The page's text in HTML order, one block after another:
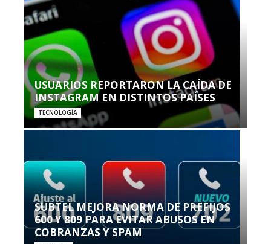
USUARIOS REPORTARON LA CAÍDA DE
INSTAGRAM EN DISTINTOS PAÍSES
TECNOLOGÍA
SUBTEL MEJORA NORMA DE PREFIJOS
600 Y 809 PARA EVITAR ABUSOS EN
COBRANZAS Y SPAM